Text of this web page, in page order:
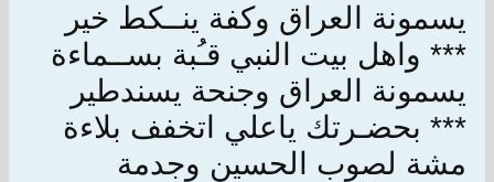
يسمونة العراق وكفة ينــكط خير
*** واهل بيت النبي قـُبة بســماءة
يسمونة العراق وجنحة يسندطير
*** بحضـرتك ياعلي اتخفف بلاءة
مشة لصوب الحسين وجدمة